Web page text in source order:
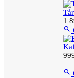
1

